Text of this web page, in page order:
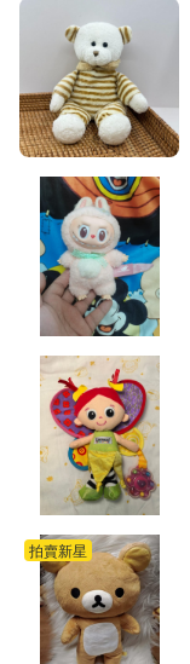
拍賣新星